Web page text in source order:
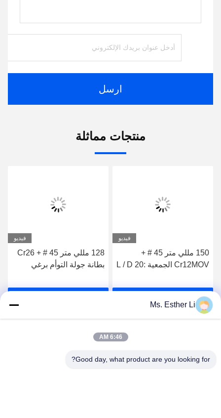
ارسل
منتجات مماثلة
فيديو
150 مللي متر 45 # +
Cr12MOV الجمعية L / D 20:
الطارد الغذائي للوجبات
الخفيفةاحصل على افضل سعر
فيديو
128 مللي متر 45 # + Cr26
بطانة جولة التوأم برغي
الخفيفة قطع غيار آلة الطارد
Ms. Esther Li
6:46 AM
Good day, what product are you looking for?